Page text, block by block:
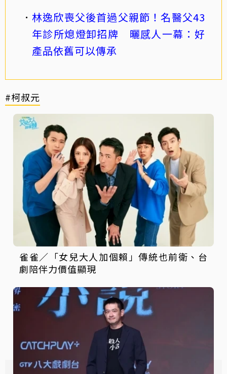
林逸欣喪父後首過父親節！名醫父43
年診所熄燈卸招牌 曬感人一幕：好
產品依舊可以傳承
#柯叔元
雀雀／「女兒大人加個賴」傳統也前衛、台
劇陪伴力價值顯現